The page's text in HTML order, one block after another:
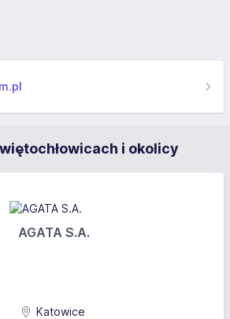
i okolicy
AGATA S.A.
Katowice